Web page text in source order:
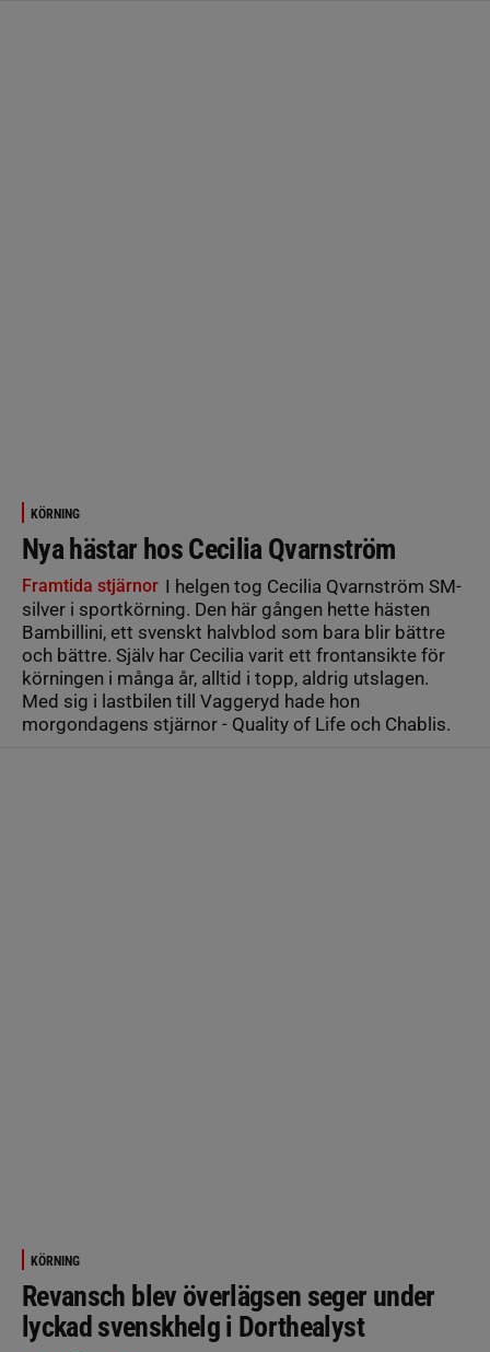
KÖRNING
Nya hästar hos Cecilia Qvarnström
Framtida stjärnor I helgen tog Cecilia Qvarnström SM-
silver i sportkörning. Den här gången hette hästen
Bambillini, ett svenskt halvblod som bara blir bättre
och bättre. Själv har Cecilia varit ett frontansikte för
körningen i många år, alltid i topp, aldrig utslagen.
Med sig i lastbilen till Vaggeryd hade hon
morgondagens stjärnor - Quality of Life och Chablis.
KÖRNING
Revansch blev överlägsen seger under
lyckad svenskhelg i Dorthealyst